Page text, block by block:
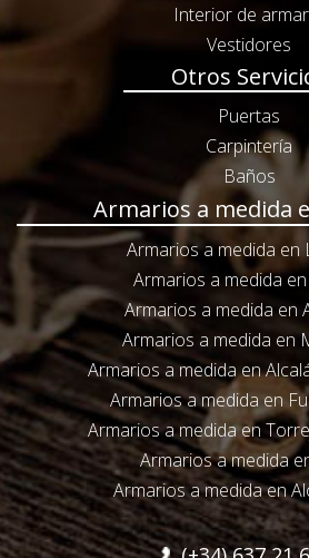
Interior de
Vestidores
Otros
Puertas
Carpintería
Baños
Armarios a medida
Armarios a medida en
Armarios a medida
Armarios a medida en
Armarios a medida en
Armarios a medida en
Armarios a medida en
Armarios a medida en
Armarios a medida
Armarios a medida en